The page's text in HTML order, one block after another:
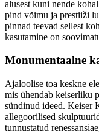
alusest kuni nende
pind võimu ja prestiiži
pinnad teevad sellest
kasutamine on
Monumentaalne
Ajaloolise toa keskne
mis ühendab keiserliku
sündinud ideed. Keiser
allegoorilised
tunnustatud